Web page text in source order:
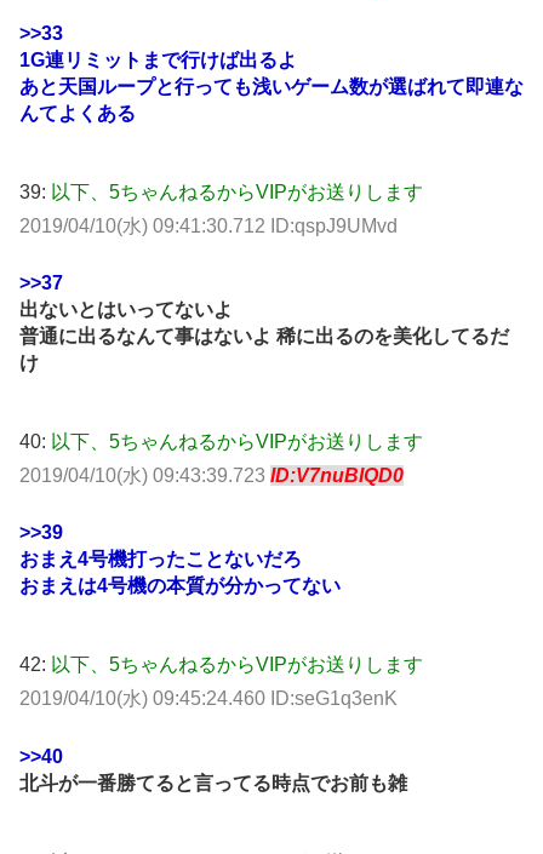
>>33
1G連リミットまで行けば出るよ
あと天国ループと行っても浅いゲーム数が選ばれて即連な
んてよくある
39: 以下、5ちゃんねるからVIPがお送りします
2019/04/10(水) 09:41:30.712 ID:qspJ9UMvd
>>37
出ないとはいってないよ
普通に出るなんて事はないよ 稀に出るのを美化してるだ
け
40: 以下、5ちゃんねるからVIPがお送りします
2019/04/10(水) 09:43:39.723 ID:V7nuBIQD0
>>39
おまえ4号機打ったことないだろ
おまえは4号機の本質が分かってない
42: 以下、5ちゃんねるからVIPがお送りします
2019/04/10(水) 09:45:24.460 ID:seG1q3enK
>>40
北斗が一番勝てると言ってる時点でお前も雑